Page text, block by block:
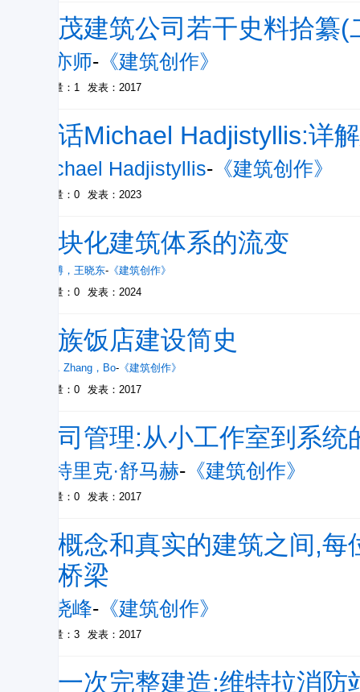
永茂建筑公司若干史料拾
刘亦师- 《建筑创作》
被引量：1 发表：2017
对话Michael Hadjistyllis:详
Michael Hadjistyllis- 《建筑创作》
被引量：0 发表：2023
模块化建筑体系的流变
曾凡博 ， 王晓东- 《建筑创作》
被引量：0
发表：2024
民族饭店建设简史
， Zhang ， Bo- 《建筑创作》
被引量：0
发表：2017
公司管理:从小工作室到系统
帕特里克·舒马赫- 《建筑创作》
被引量：0 发表：2017
在概念和真实的建筑之间,
的桥梁
祝晓峰- 《建筑创作》
被引量：3 发表：2017
第一次完整建造:维特拉消防